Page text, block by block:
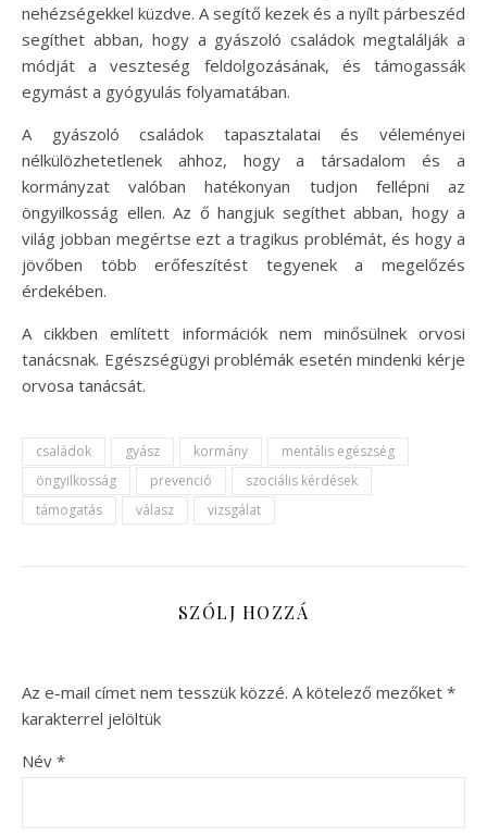
nehézségekkel küzdve. A segítő kezek és a nyílt párbeszéd
segíthet abban, hogy a gyászoló családok megtalálják a
módját a veszteség feldolgozásának, és támogassák
egymást a gyógyulás folyamatában.
A gyászoló családok tapasztalatai és véleményei
nélkülözhetetlenek ahhoz, hogy a társadalom és a
kormányzat valóban hatékonyan tudjon fellépni az
öngyilkosság ellen. Az ő hangjuk segíthet abban, hogy a
világ jobban megértse ezt a tragikus problémát, és hogy a
jövőben több erőfeszítést tegyenek a megelőzés
érdekében.
A cikkben említett információk nem minősülnek orvosi
tanácsnak. Egészségügyi problémák esetén mindenki kérje
orvosa tanácsát.
családok gyász kormány
mentális egészség
öngyilkosság
prevenció
szociális kérdések
támogatás
válasz vizsgálat
SZÓLJ HOZZÁ
Az e-mail címet nem tesszük közzé. A kötelező mezőket *
karakterrel jelöltük
Név *